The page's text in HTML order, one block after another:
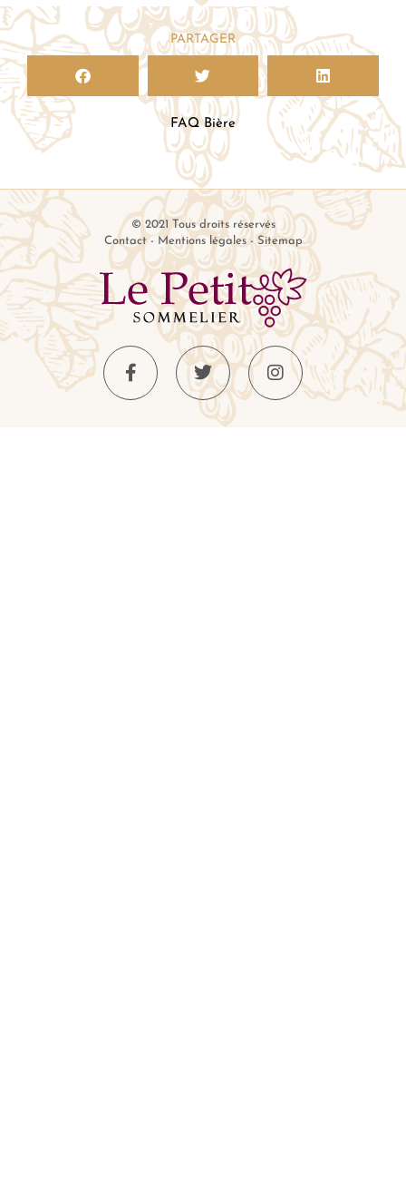
PARTAGER
FAQ Bière
© 2021 Tous droits réservés
Contact- Mentions légales-Sitemap